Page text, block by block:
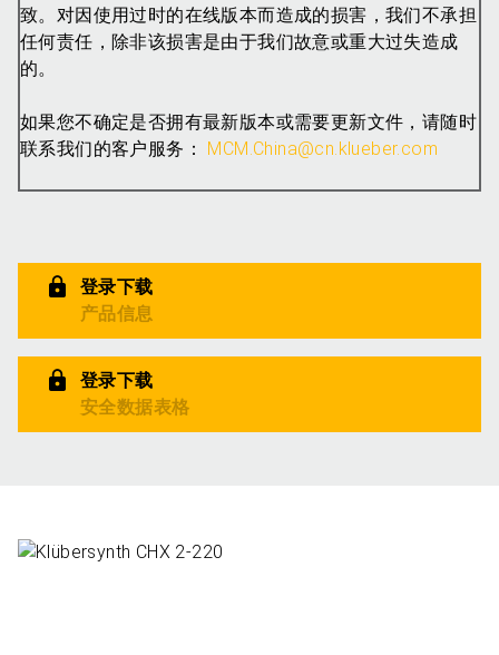
致。对因使用过时的在线版本而造成的损害，我们不承担
任何责任，除非该损害是由于我们故意或重大过失造成
的。
如果您不确定是否拥有最新版本或需要更新文件，请随时
联系我们的客户服务： MCM.China@cn.klueber.com
登录下载
产品信息
登录下载
安全数据表格